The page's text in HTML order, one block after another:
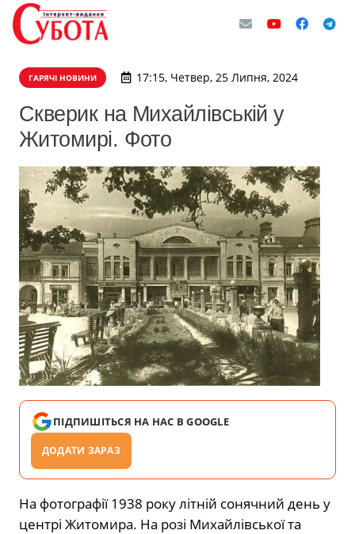
ГАРЯЧІ НОВИНИ 17:15, Четвер, 25 Липня, 2024
Скверик на Михайлівській у
Житомирі. Фото
ПІДПИШІТЬСЯ НА НАС В GOOGLE
ДОДАТИ ЗАРАЗ
На фотографії 1938 року літній сонячний день у
центрі Житомира. На розі Михайлівської та